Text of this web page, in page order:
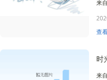
来
查
时
来